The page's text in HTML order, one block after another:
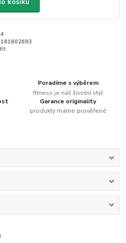
Poradíme s výběrem
fitness je náš životní styl
Garance originality
produkty máme prověřené